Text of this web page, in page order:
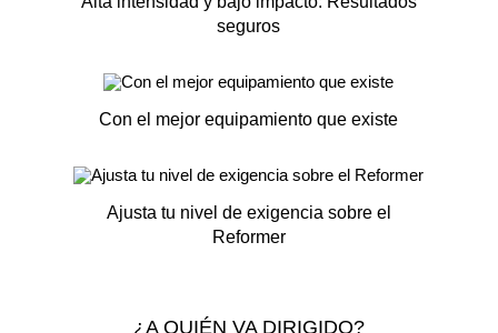
seguros
Con el mejor equipamiento que existe
Ajusta tu nivel de exigencia sobre el
Reformer
¿A QUIÉN VA DIRIGIDO?